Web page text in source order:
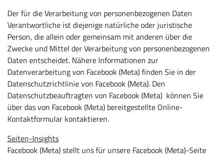
Der für die Verarbeitung von personenbezogenen Daten
Verantwortliche ist diejenige natürliche oder juristische
Person, die allein oder gemeinsam mit anderen über die
Zwecke und Mittel der Verarbeitung von personenbezogenen
Daten entscheidet. Nähere Informationen zur
Datenverarbeitung von Facebook (Meta) finden Sie in der
Datenschutzrichtlinie von Facebook (Meta). Den
Datenschutzbeauftragten von Facebook (Meta) können Sie
über das von Facebook (Meta) bereitgestellte Online-
Kontaktformular kontaktieren.
Seiten-Insights
Facebook (Meta) stellt uns für unsere Facebook (Meta)-Seite